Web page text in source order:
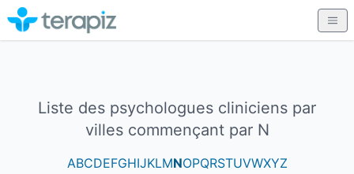
Liste des psychologues cliniciens par
villes commençant par N
ABCDEFGHIJKLMNOPQRSTUVWXYZ